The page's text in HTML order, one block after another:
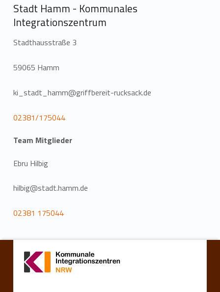
Stadt Hamm - Kommunales
Integrationszentrum
Stadthausstraße 3
59065 Hamm
ki_stadt_hamm@griffbereit-rucksack.de
02381/175044
Team Mitglieder
Ebru Hilbig
hilbig@stadt.hamm.de
02381 175044